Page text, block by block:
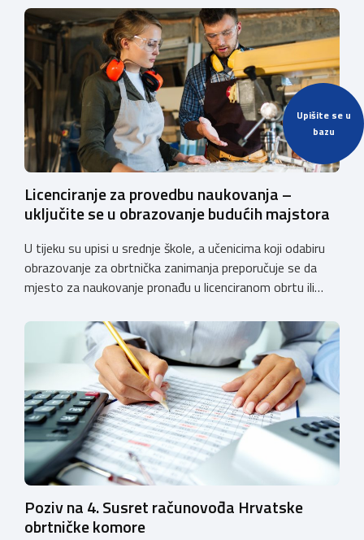
Upišite se u
bazu
Licenciranje za provedbu naukovanja –
uključite se u obrazovanje budućih majstora
U tijeku su upisi u srednje škole, a učenicima koji odabiru
obrazovanje za obrtnička zanimanja preporučuje se da
mjesto za naukovanje pronađu u licenciranom obrtu ili
koji još nemaju licenciju da pokrenu postupak
licenciranja kako bi budućim učenicima omogućili
kvalitetno i sigurno stjecanje praktičnih znanja, a
istodobno ulagali u razvoj […]
Poziv na 4. Susret računovođa Hrvatske
obrtničke komore